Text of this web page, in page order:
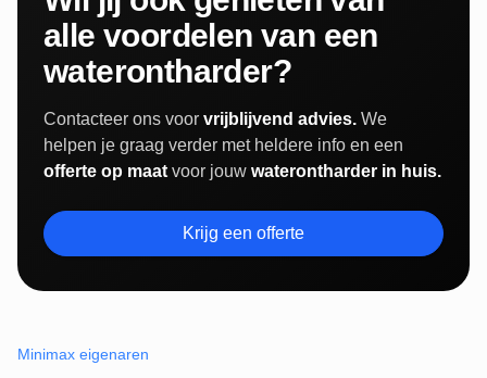
alle voordelen van een
waterontharder?
Contacteer ons voor vrijblijvend advies. We
helpen je graag verder met heldere info en een
offerte op maat voor jouw waterontharder in huis.
Krijg een offerte
Minimax eigenaren